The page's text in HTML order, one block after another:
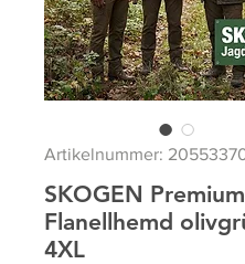
Artikelnummer:
SKOGEN
Flanellhemd
4XL